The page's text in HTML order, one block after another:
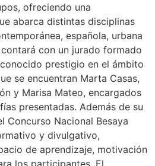
ofreciendo una
abarca distintas disciplinas
española, urbana
con un jurado formado
prestigio en el ámbito
se encuentran Marta Casas,
y Marisa Mateo, encargados
presentadas. Además de su
Concurso Nacional Besaya
y divulgativo,
de aprendizaje, motivación